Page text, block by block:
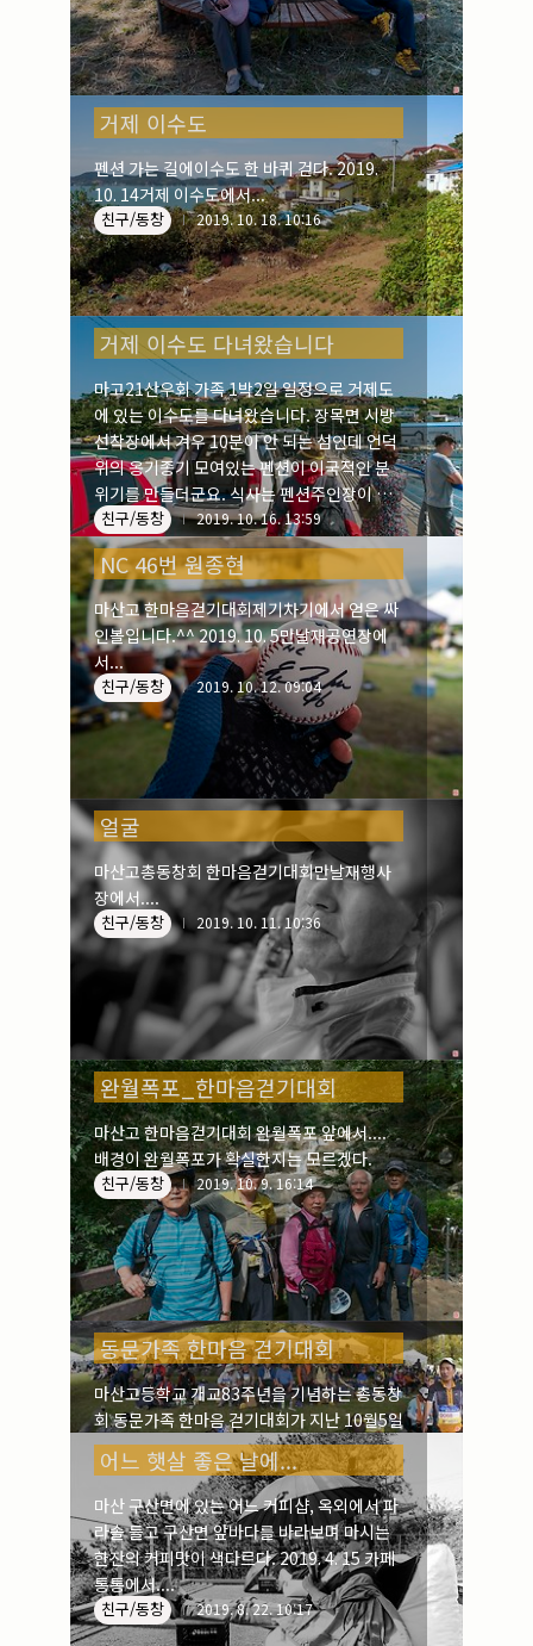
거제 이수도
펜션 가는 길에이수도 한 바퀴 걷다. 2019.
10. 14거제 이수도에서...
친구/동창 2019. 10. 18. 10:16
거제 이수도 다녀왔습니다
마고21산우회 가족 1박2일 일정으로 거제도
에 있는 이수도를 다녀왔습니다. 장목면 시방
선착장에서 겨우 10분이 안 되는 섬인데 언덕
위의 옹기종기 모여있는 펜션이 이국적인 분
위기를 만들더군요. 식사는 펜션주인장이 운
영하는 식당에서 준비하는데 점심만찬이 진수
성찬이더군요. 2019. 1. 14
친구/동창 2019. 10. 16. 13:59
NC 46번 원종현
마산고 한마음걷기대회제기차기에서 얻은 싸
인볼입니다.^^ 2019. 10. 5만날재공연장에
서...
친구/동창 2019. 10. 12. 09:04
얼굴
마산고총동창회 한마음걷기대회만날재행사
장에서....
친구/동창 2019. 10. 11. 10:36
완월폭포_한마음걷기대회
마산고 한마음걷기대회 완월폭포 앞에서....
배경이 완월폭포가 확실한지는 모르겠다.
친구/동창 2019. 10. 9. 16:14
동문가족 한마음 걷기대회
마산고등학교 개교83주년을 기념하는 총동창
회 동문가족 한마음 걷기대회가 지난 10월5일
열렸다. 모교에서 출발한 걷기대회는 무학산
둘레길을 걸어 댓거리 만날재까지 1시간여 정
도의 트래킹코스였으며, 점심 후에 만날재공
연장에서 '지신밟기'를 시작으로 흥겨운 여흥
이 계속되었다.
친구/동창 2019. 10. 8. 08:26
어느 햇살 좋은 날에...
마산 구산면에 있는 어느 커피샵, 옥외에서 파
라솔 들고 구산면 앞바다를 바라보며 마시는
한잔의 커피맛이 색다르다. 2019. 4. 15 카페
통통에서....
친구/동창 2019. 8. 22. 10:17